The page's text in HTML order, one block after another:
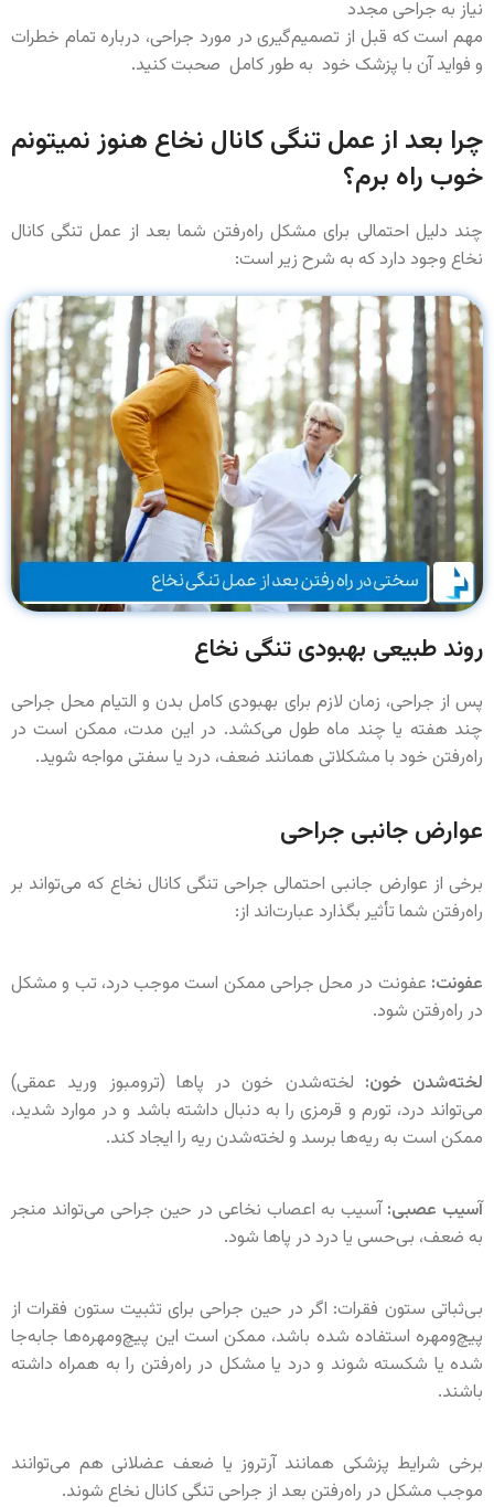
نیاز به جراحی مجدد
مهم است که قبل از تصمیم‌گیری در مورد جراحی، درباره تمام خطرات
و فواید آن با پزشک خود به طور کامل صحبت کنید.
چرا بعد از عمل تنگی کانال نخاع هنوز نمیتونم
خوب راه برم؟
چند دلیل احتمالی برای مشکل راه‌رفتن شما بعد از عمل تنگی کانال
نخاع وجود دارد که به شرح زیر است:
روند طبیعی بهبودی تنگی نخاع
پس از جراحی، زمان لازم برای بهبودی کامل بدن و التیام محل جراحی
چند هفته یا چند ماه طول می‌کشد. در این مدت، ممکن است در
راه‌رفتن خود با مشکلاتی همانند ضعف، درد یا سفتی مواجه شوید.
عوارض جانبی جراحی
برخی از عوارض جانبی احتمالی جراحی تنگی کانال نخاع که می‌تواند بر
راه‌رفتن شما تأثیر بگذارد عبارت‌اند از:
عفونت: عفونت در محل جراحی ممکن است موجب درد، تب و مشکل
در راه‌رفتن شود.
لخته‌شدن خون: لخته‌شدن خون در پاها (ترومبوز ورید عمقی)
می‌تواند درد، تورم و قرمزی را به دنبال داشته باشد و در موارد شدید،
ممکن است به ریه‌ها برسد و لخته‌شدن ریه را ایجاد کند.
آسیب عصبی: آسیب به اعصاب نخاعی در حین جراحی می‌تواند منجر
به ضعف، بی‌حسی یا درد در پاها شود.
بی‌ثباتی ستون فقرات: اگر در حین جراحی برای تثبیت ستون فقرات از
پیچ‌ومهره استفاده شده باشد، ممکن است این پیچ‌ومهره‌ها جابه‌جا
شده یا شکسته شوند و درد یا مشکل در راه‌رفتن را به همراه داشته
باشند.
برخی شرایط پزشکی همانند آرتروز یا ضعف عضلانی هم می‌توانند
موجب مشکل در راه‌رفتن بعد از جراحی تنگی کانال نخاع شوند.